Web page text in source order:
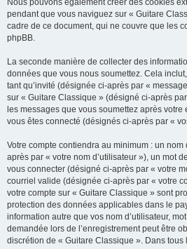
Nous pouvons également créer des cookies
pendant que vous naviguez sur « Guitare
cadre de ce document, qui ne couvre que les
phpBB.
La seconde manière de collecter des
données que vous nous soumettez. Cela
tant qu’invité (désignée ci-après par «
sur « Guitare Classique » (désigné ci-après
les messages que vous soumettez après
vous êtes connecté (désignés ci-après par «
Votre compte contiendra au minimum : un
après par « votre nom d’utilisateur »), un mot
vous connecter (désigné ci-après par « votre
courriel valide (désignée ci-après par « votre
votre compte sur « Guitare Classique » sont
protection des données applicables dans le
information autre que vos nom d’utilisateur,
demandée lors de l’enregistrement peut être
discrétion de « Guitare Classique ». Dans